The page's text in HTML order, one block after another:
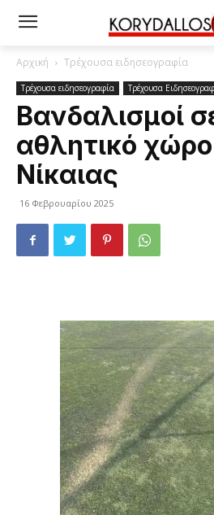
Αρχική Τρέχουσα ειδησεογραφία
Τρέχουσα ειδησεογραφία Τρέχουσα
Βανδαλισμοί
αθλητικό
Νίκαιας
16 Φεβρουαρίου 2025